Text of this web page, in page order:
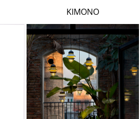
PORSCHE
CATELLANI & SMITH
VIABIZZUNO
TOBIAS GRAU
GROK
KIMONO